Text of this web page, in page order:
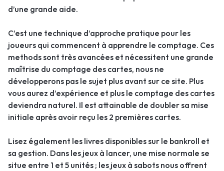
d’une grande aide.
C’est une technique d’approche pratique pour les
joueurs qui commencent à apprendre le comptage. Ces
methods sont très avancées et nécessitent une grande
maîtrise du comptage des cartes, nous ne
développerons pas le sujet plus avant sur ce site. Plus
vous aurez d’expérience et plus le comptage des cartes
deviendra naturel. Il est attainable de doubler sa mise
initiale après avoir reçu les 2 premières cartes.
Lisez également les livres disponibles sur le bankroll et
sa gestion. Dans les jeux à lancer, une mise normale se
situe entre 1 et 5 unités ; les jeux à sabots nous offrent